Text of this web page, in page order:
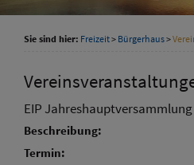
Sie sind hier: Freizeit> Bürgerhaus>
EIP
Beschreibung:
Termin: